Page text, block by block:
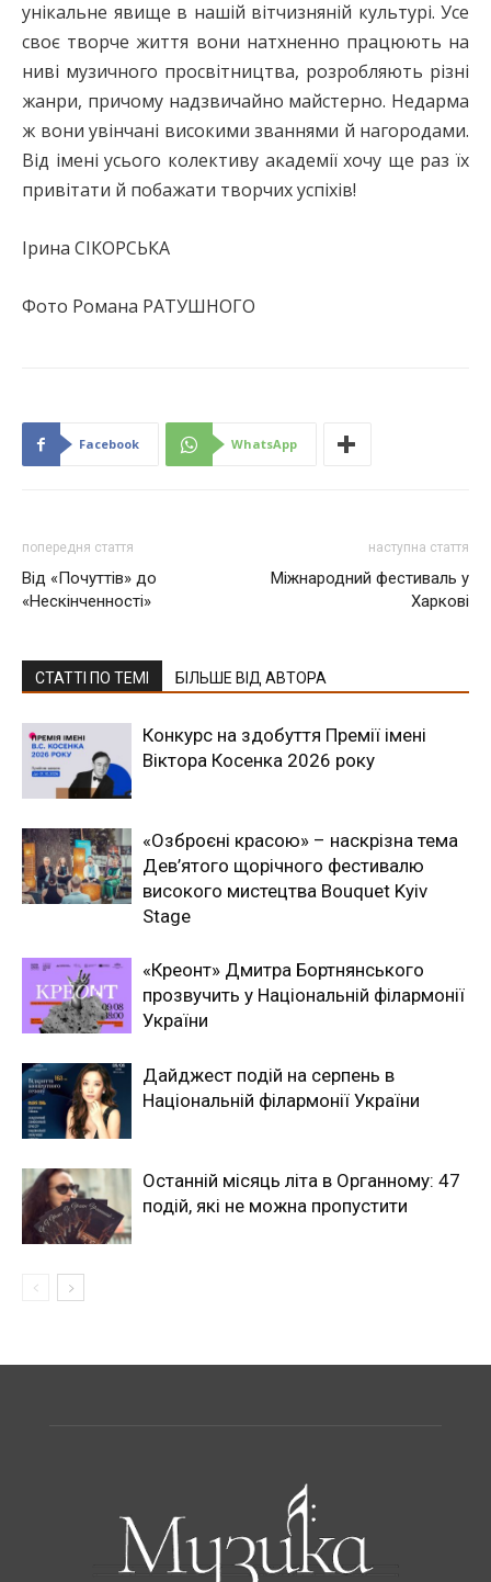
унікальне явище в нашій вітчизняній культурі. Усе
своє творче життя вони натхненно працюють на
ниві музичного просвітництва, розробляють різні
жанри, причому надзвичайно майстерно. Недарма
ж вони увінчані високими званнями й нагородами.
Від імені усього колективу академії хочу ще раз їх
привітати й побажати творчих успіхів!
Ірина СІКОРСЬКА
Фото Романа РАТУШНОГО
Facebook WhatsApp
попередня стаття
Від «Почуттів» до
«Нескінченності»
наступна стаття
Міжнародний фестиваль у
Харкові
СТАТТІ ПО ТЕМІ БІЛЬШЕ ВІД АВТОРА
Конкурс на здобуття Премії імені
Віктора Косенка 2026 року
«Озброєні красою» – наскрізна тема
Дев’ятого щорічного фестивалю
високого мистецтва Bouquet Kyiv
Stage
«Креонт» Дмитра Бортнянського
прозвучить у Національній філармонії
України
Дайджест подій на серпень в
Національній філармонії України
Останній місяць літа в Органному: 47
подій, які не можна пропустити